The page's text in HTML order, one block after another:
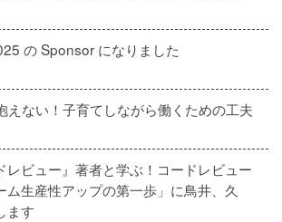
の Sponsor になりました
えない！子育てしながら働くための工夫
レビュー』著者と学ぶ！コードレビュー
ム生産性アップの第一歩」に鳥井、久
ます